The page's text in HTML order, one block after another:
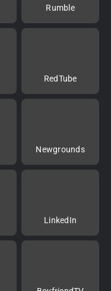
Rumble
RedTube
Newgrounds
LinkedIn